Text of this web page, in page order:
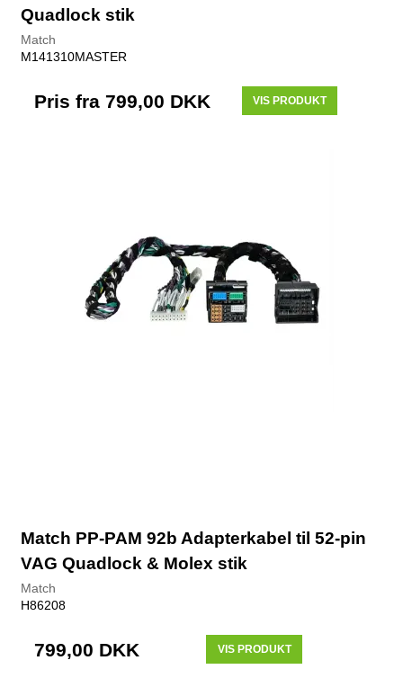
Quadlock stik
Match
M141310MASTER
Pris fra799,00 DKK VIS PRODUKT
Match PP-PAM 92b Adapterkabel til 52-pin
VAG Quadlock & Molex stik
Match
H86208
799,00 DKK VIS PRODUKT